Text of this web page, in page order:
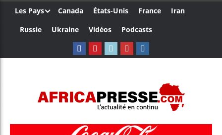
Les Pays Canada États-Unis France
Iran
Russie
Ukraine Vidéos Podcasts